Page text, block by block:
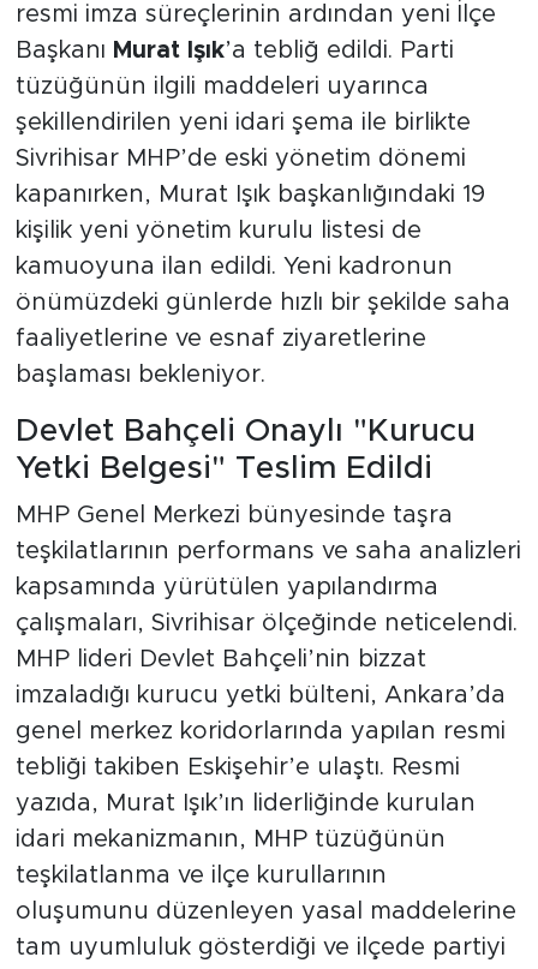
resmi imza süreçlerinin ardından yeni İlçe
Başkanı Murat Işık’a tebliğ edildi. Parti
tüzüğünün ilgili maddeleri uyarınca
şekillendirilen yeni idari şema ile birlikte
Sivrihisar MHP’de eski yönetim dönemi
kapanırken, Murat Işık başkanlığındaki 19
kişilik yeni yönetim kurulu listesi de
kamuoyuna ilan edildi. Yeni kadronun
önümüzdeki günlerde hızlı bir şekilde saha
faaliyetlerine ve esnaf ziyaretlerine
başlaması bekleniyor.
Devlet Bahçeli Onaylı "Kurucu
Yetki Belgesi" Teslim Edildi
MHP Genel Merkezi bünyesinde taşra
teşkilatlarının performans ve saha analizleri
kapsamında yürütülen yapılandırma
çalışmaları, Sivrihisar ölçeğinde neticelendi.
MHP lideri Devlet Bahçeli’nin bizzat
imzaladığı kurucu yetki bülteni, Ankara’da
genel merkez koridorlarında yapılan resmi
tebliği takiben Eskişehir’e ulaştı. Resmi
yazıda, Murat Işık’ın liderliğinde kurulan
idari mekanizmanın, MHP tüzüğünün
teşkilatlanma ve ilçe kurullarının
oluşumunu düzenleyen yasal maddelerine
tam uyumluluk gösterdiği ve ilçede partiyi